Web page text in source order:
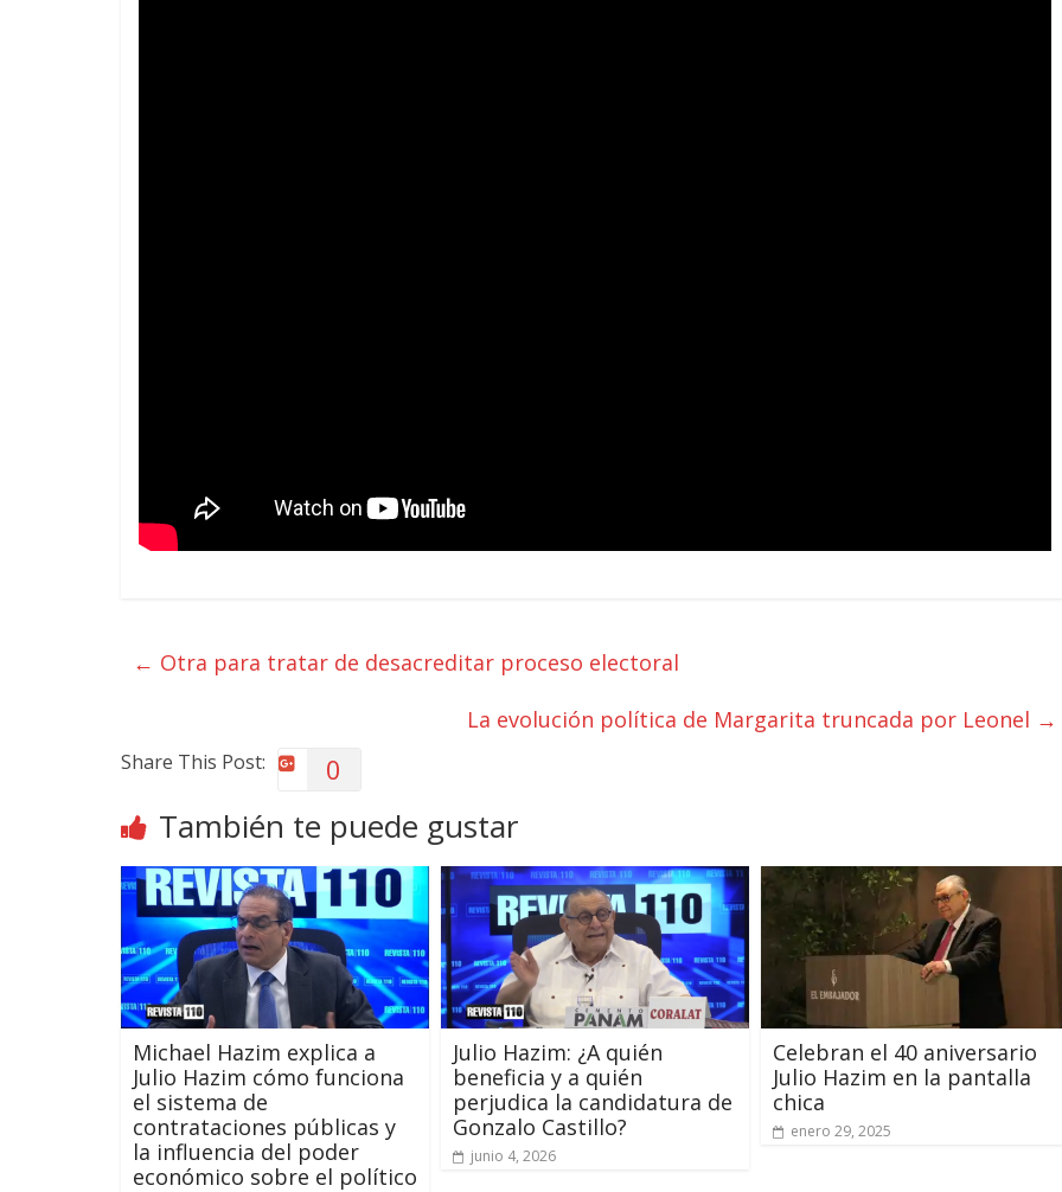
← Otra para tratar de desacreditar proceso electoral
La evolución política de Margarita truncada por Leonel →
Share This Post: 0
También te puede gustar
Michael Hazim explica a
Julio Hazim cómo funciona
el sistema de
contrataciones públicas y
la influencia del poder
económico sobre el político
Julio Hazim: ¿A quién
beneficia y a quién
perjudica la candidatura de
Gonzalo Castillo?
junio 4, 2026
Celebran el 40 aniversario
Julio Hazim en la pantalla
chica
enero 29, 2025